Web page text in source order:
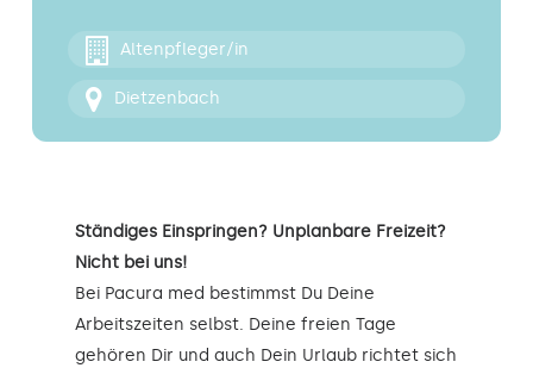
Altenpfleger/in
Dietzenbach
Ständiges Einspringen? Unplanbare Freizeit?
Nicht bei uns!
Bei Pacura med bestimmst Du Deine
Arbeitszeiten selbst. Deine freien Tage
gehören Dir und auch Dein Urlaub richtet sich